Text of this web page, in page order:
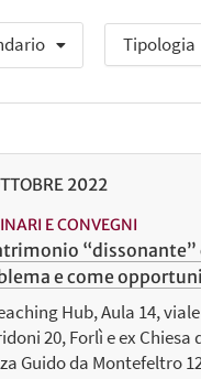
2022
E CONVEGNI
“dissonante”
e come
Hub, Aula 14,
20, Forlì e ex Chiesa
Guido da Montefeltro